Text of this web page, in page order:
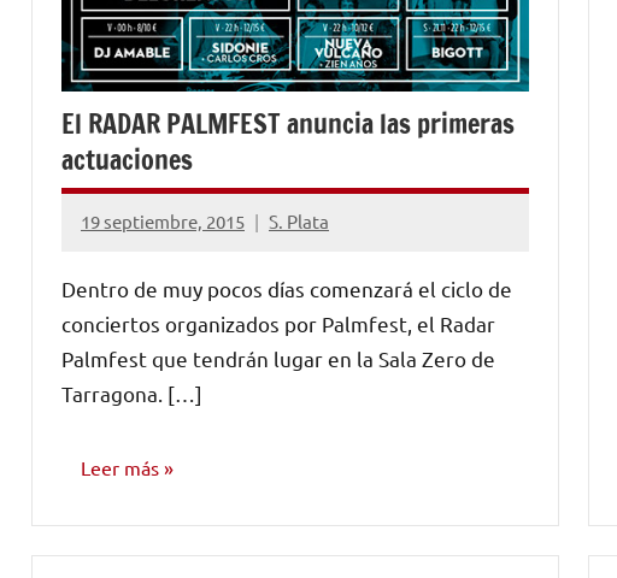
El RADAR PALMFEST anuncia las primeras
actuaciones
19 septiembre, 2015 S. Plata
No
comentarios
Dentro de muy pocos días comenzará el ciclo de
conciertos organizados por Palmfest, el Radar
Palmfest que tendrán lugar en la Sala Zero de
Tarragona. […]
Leer más